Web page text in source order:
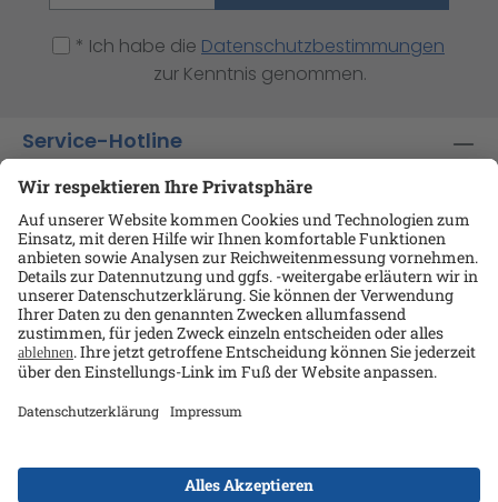
* Ich habe die Datenschutzbestimmungen
zur Kenntnis genommen.
Service-Hotline
Shop-Service
Informationen
Ansprechpartner
Kontakt